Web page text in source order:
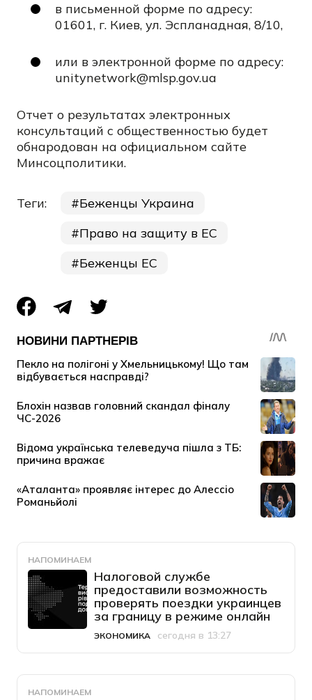
в письменной форме по адресу:
01601, г. Киев, ул. Эспланадная, 8/10,
или в электронной форме по адресу:
unitynetwork@mlsp.gov.ua
Отчет о результатах электронных
консультаций с общественностью будет
обнародован на официальном сайте
Минсоцполитики.
Теги:
Беженцы Украина
Право на защиту в ЕС
Беженцы ЕС
НАПОМИНАЕМ
Налоговой службе
предоставили возможность
проверять поездки украинцев
за границу в режиме онлайн
Категория
ЭКОНОМИКА
Дата публикации
сегодня в 13:27
НАПОМИНАЕМ